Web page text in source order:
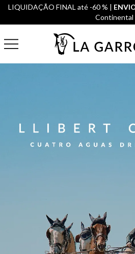
LIQUIDAÇÃO FINAL até -60 % |
Continental